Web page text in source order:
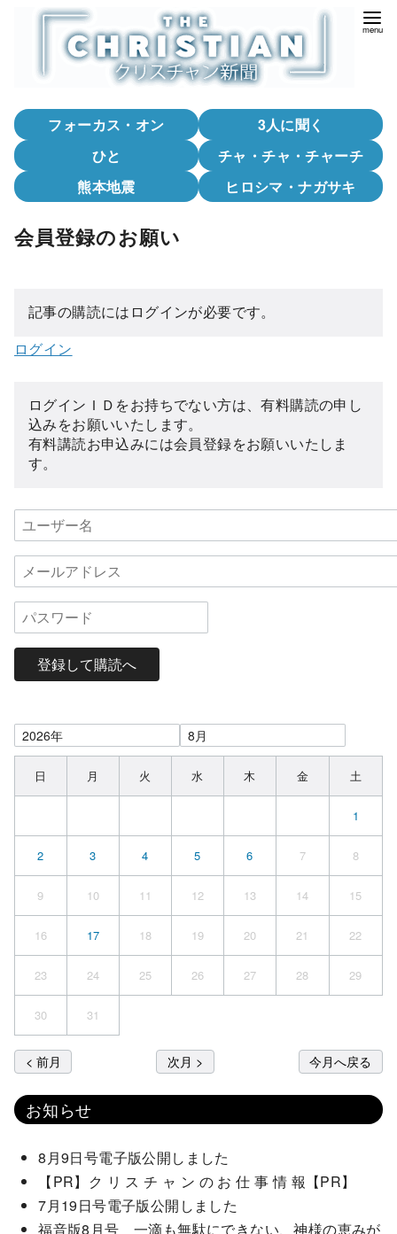
フォーカス・オン
3人に聞く
ひと
チャ・チャ・チャーチ
熊本地震
ヒロシマ・ナガサキ
会員登録のお願い
記事の購読にはログインが必要です。
ログイン
ログインＩＤをお持ちでない方は、有料購読の申し
込みをお願いいたします。
有料講読お申込みには会員登録をお願いいたしま
す。
登録して購読へ
日 月 火 水 木 金 土
1
2 3 4 5 6 7 8
9 10 11 12 13 14 15
16 17 18 19 20 21 22
23 24 25 26 27 28 29
30 31
< 前月 次月 > 今月へ戻る
お知らせ
8月9日号電子版公開しました
【PR】ク リ ス チ ャ ン の お 仕 事 情 報【PR】
7月19日号電子版公開しました
福音版8月号 一滴も無駄にできない、神様の恵みが